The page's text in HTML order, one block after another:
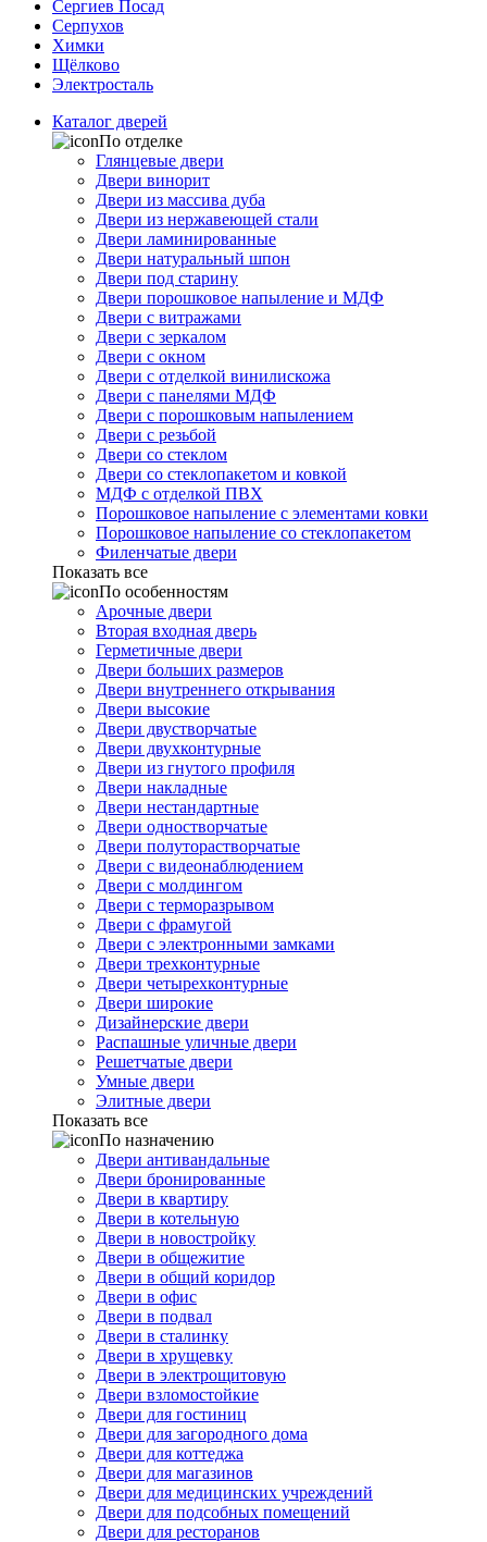
Сергиев Посад
Серпухов
Химки
Щёлково
Электросталь
Каталог дверей
По отделке
Глянцевые двери
Двери винорит
Двери из массива дуба
Двери из нержавеющей стали
Двери ламинированные
Двери натуральный шпон
Двери под старину
Двери порошковое напыление и МДФ
Двери с витражами
Двери с зеркалом
Двери с окном
Двери с отделкой винилискожа
Двери с панелями МДФ
Двери с порошковым напылением
Двери с резьбой
Двери со стеклом
Двери со стеклопакетом и ковкой
МДФ с отделкой ПВХ
Порошковое напыление с элементами ковки
Порошковое напыление со стеклопакетом
Филенчатые двери
Показать все
По особенностям
Арочные двери
Вторая входная дверь
Герметичные двери
Двери больших размеров
Двери внутреннего открывания
Двери высокие
Двери двустворчатые
Двери двухконтурные
Двери из гнутого профиля
Двери накладные
Двери нестандартные
Двери одностворчатые
Двери полуторастворчатые
Двери с видеонаблюдением
Двери с молдингом
Двери с терморазрывом
Двери с фрамугой
Двери с электронными замками
Двери трехконтурные
Двери четырехконтурные
Двери широкие
Дизайнерские двери
Распашные уличные двери
Решетчатые двери
Умные двери
Элитные двери
Показать все
По назначению
Двери антивандальные
Двери бронированные
Двери в квартиру
Двери в котельную
Двери в новостройку
Двери в общежитие
Двери в общий коридор
Двери в офис
Двери в подвал
Двери в сталинку
Двери в хрущевку
Двери в электрощитовую
Двери взломостойкие
Двери для гостиниц
Двери для загородного дома
Двери для коттеджа
Двери для магазинов
Двери для медицинских учреждений
Двери для подсобных помещений
Двери для ресторанов